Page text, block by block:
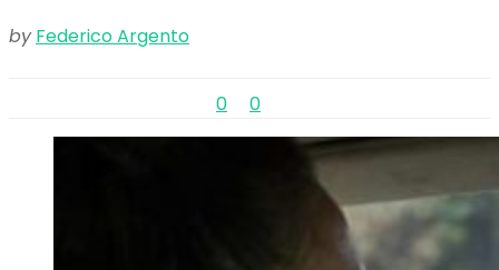
by Federico Argento
0 0